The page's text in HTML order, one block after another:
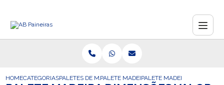
HOMECATEGORIASPALETES DE MADEIRAPALETE MADEIRA FECHADO
PALETE MADEIRA